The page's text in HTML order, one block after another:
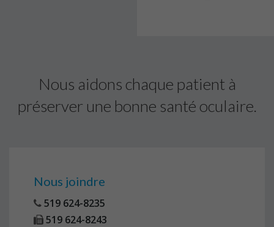
Nous aidons chaque patient à
préserver une bonne santé oculaire.
Nous joindre
519 624-8235
519 624-8243